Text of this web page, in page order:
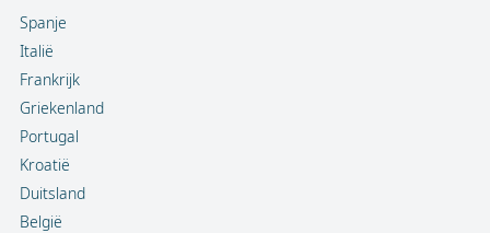
Spanje
Italië
Frankrijk
Griekenland
Portugal
Kroatië
Duitsland
België